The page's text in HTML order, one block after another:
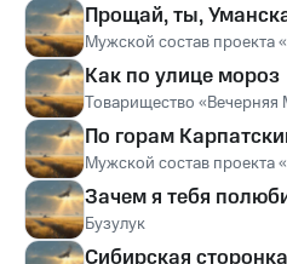
Прощай, ты,
Мужской состав проекта
Как по улице мороз
Товарищество «Вечерняя
По горам
Мужской состав проекта
Зачем я тебя
Бузулук
Сибирская сторонка